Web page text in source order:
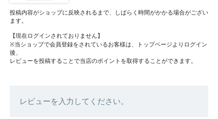
投稿内容がショップに反映されるまで、しばらく時間がかかる場合がござい
ます。
【現在ログインされておりません】
※当ショップで会員登録をされているお客様は、トップページよりログイン
後、
レビューを投稿することで当店のポイントを取得することができます。
レビューを入力してください。